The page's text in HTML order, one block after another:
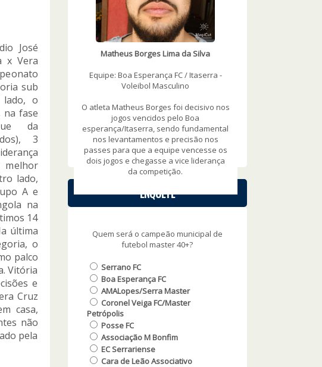
José
x Vera
sub
o
na fase
da
3
melhor
lado,
A e
na
14
última
o
palco
Vitória
e
Cruz
casa,
não
pela
WOWSlider.com
Matheus Borges Lima da Silva
Equipe: Boa Esperança FC / Itaserra -
Voleibol Masculino
O atleta Matheus Borges foi decisivo nos
jogos vencidos pelo Boa
esperança/Itaserra, sendo fundamental
nos levantamentos e precisão nos
passes para que a equipe vencesse os
dois jogos e chegasse a vice liderança
da competição.
ENQUETE
Quem será o campeão municipal de
futebol master 40+?
Serrano FC
Boa Esperança FC
AMALopes/Serra Master
Coronel Veiga FC/Master
Petrópolis
Posse FC
Associação M Bonfim
EC Serrariense
Cara de Leão Associativo